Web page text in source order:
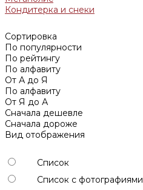
Кондитерка и снеки
Сортировка
По популярности
По рейтингу
По алфавиту
От А до Я
По алфавиту
От Я до А
Сначала дешевле
Сначала дороже
Вид отображения
Список
Список с фотографиями